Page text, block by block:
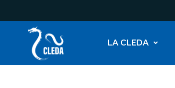
contenu
LA CLEDA